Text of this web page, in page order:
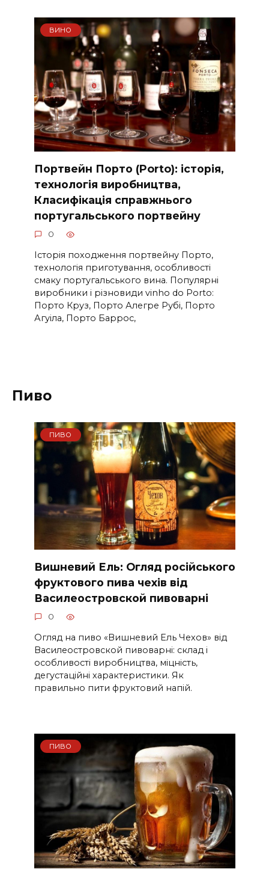
ВИНО
Портвейн Порто (Porto): історія,
технологія виробництва,
Класифікація справжнього
португальського портвейну
0
Історія походження портвейну Порто,
технологія приготування, особливості
смаку португальського вина. Популярні
виробники і різновиди vinho do Porto:
Порто Круз, Порто Алегре Рубі, Порто
Агуіла, Порто Баррос,
Пиво
ПИВО
Вишневий Ель: Огляд російського
фруктового пива чехів від
Василеостровской пивоварні
0
Огляд на пиво «Вишневий Ель Чехов» від
Василеостровской пивоварні: склад і
особливості виробництва, міцність,
дегустаційні характеристики. Як
правильно пити фруктовий напій.
ПИВО